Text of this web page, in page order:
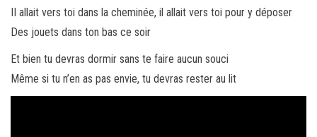
II allait vers toi dans la cheminée, il allait vers toi pour y déposer
Des jouets dans ton bas ce soir
Et bien tu devras dormir sans te faire aucun souci
Même si tu n’en as pas envie, tu devras rester au lit